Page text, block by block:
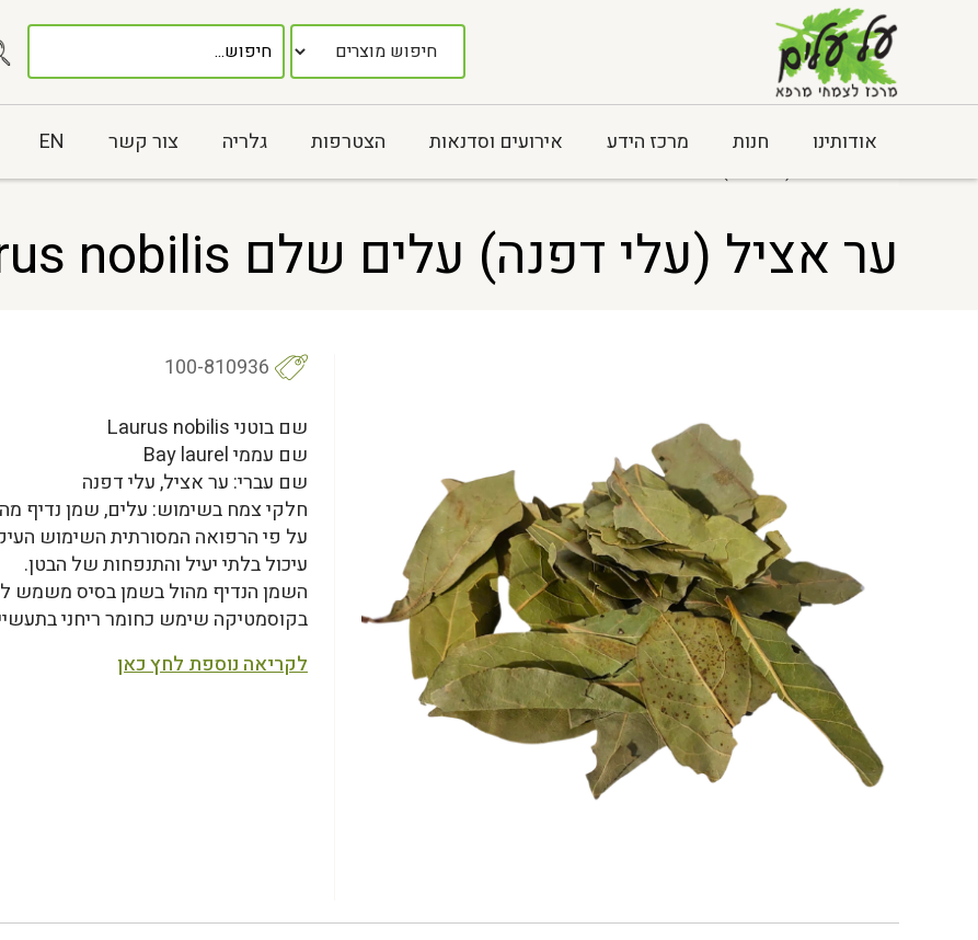
אודותינו חנות מרכז הידע אירועים וסדנאות הצטרפות גלריה צור קשר EN
ער אציל (עלי דפנה) עלים שלם Laurus nobilis
100-810936
שם בוטני Laurus nobilis
שם עממי Bay laurel
שם עברי: ער אציל, עלי דפנה
חלקי צמח בשימוש: עלים, שמן נדיף
על פי הרפואה המסורתית השימוש
עיכול בלתי יעיל והתנפחות של הבטן.
השמן הנדיף מהול בשמן בסיס משמש
בקוסמטיקה שימש כחומר ריחני
לקריאה נוספת לחץ כאן